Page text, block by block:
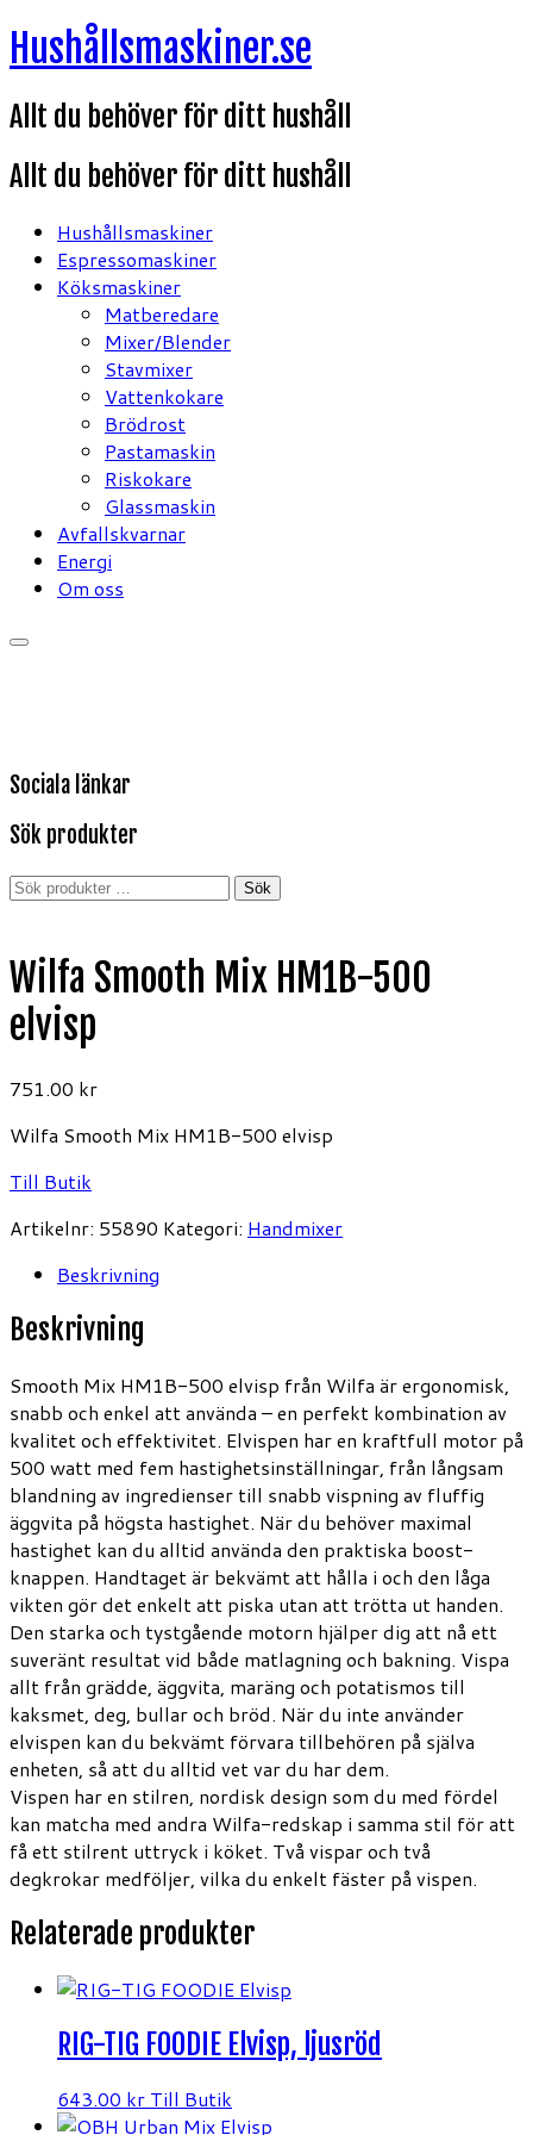
Hoppa
till
Hushållsmaskiner.se
Allt du behöver för ditt hushåll
Allt du behöver för ditt hushåll
Hushållsmaskiner
Espressomaskiner
Köksmaskiner
Matberedare
Mixer/Blender
Stavmixer
Vattenkokare
Brödrost
Pastamaskin
Riskokare
Glassmaskin
Avfallskvarnar
Energi
Om oss
Sociala länkar
Sök produkter
Sök
Sök
Wilfa Smooth Mix HM1B-500
elvisp
751.00 kr
Wilfa Smooth Mix HM1B-500 elvisp
Till Butik
Artikelnr: 55890 Kategori: Handmixer
Beskrivning
Beskrivning
Smooth Mix HM1B-500 elvisp från Wilfa är ergonomisk,
snabb och enkel att använda – en perfekt kombination av
kvalitet och effektivitet. Elvispen har en kraftfull motor på
500 watt med fem hastighetsinställningar, från långsam
blandning av ingredienser till snabb vispning av fluffig
äggvita på högsta hastighet. När du behöver maximal
hastighet kan du alltid använda den praktiska boost-
knappen. Handtaget är bekvämt att hålla i och den låga
vikten gör det enkelt att piska utan att trötta ut handen.
Den starka och tystgående motorn hjälper dig att nå ett
suveränt resultat vid både matlagning och bakning. Vispa
allt från grädde, äggvita, maräng och potatismos till
kaksmet, deg, bullar och bröd. När du inte använder
elvispen kan du bekvämt förvara tillbehören på själva
enheten, så att du alltid vet var du har dem.
Vispen har en stilren, nordisk design som du med fördel
kan matcha med andra Wilfa-redskap i samma stil för att
få ett stilrent uttryck i köket. Två vispar och två
degkrokar medföljer, vilka du enkelt fäster på vispen.
Relaterade produkter
RIG-TIG FOODIE Elvisp, ljusröd
643.00 kr Till Butik